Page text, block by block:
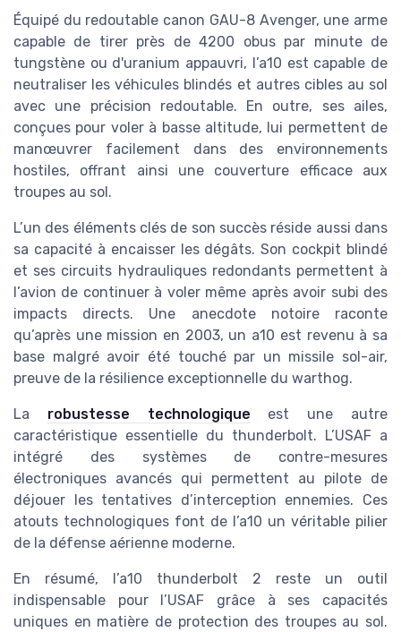
Équipé du redoutable canon GAU-8 Avenger, une arme
capable de tirer près de 4200 obus par minute de
tungstène ou d'uranium appauvri, l’a10 est capable de
neutraliser les véhicules blindés et autres cibles au sol
avec une précision redoutable. En outre, ses ailes,
conçues pour voler à basse altitude, lui permettent de
manœuvrer facilement dans des environnements
hostiles, offrant ainsi une couverture efficace aux
troupes au sol.
L’un des éléments clés de son succès réside aussi dans
sa capacité à encaisser les dégâts. Son cockpit blindé
et ses circuits hydrauliques redondants permettent à
l’avion de continuer à voler même après avoir subi des
impacts directs. Une anecdote notoire raconte
qu’après une mission en 2003, un a10 est revenu à sa
base malgré avoir été touché par un missile sol-air,
preuve de la résilience exceptionnelle du warthog.
La robustesse technologique est une autre
caractéristique essentielle du thunderbolt. L’USAF a
intégré des systèmes de contre-mesures
électroniques avancés qui permettent au pilote de
déjouer les tentatives d’interception ennemies. Ces
atouts technologiques font de l’a10 un véritable pilier
de la défense aérienne moderne.
En résumé, l’a10 thunderbolt 2 reste un outil
indispensable pour l’USAF grâce à ses capacités
uniques en matière de protection des troupes au sol.